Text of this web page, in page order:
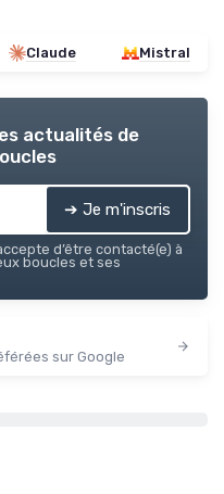
Claude Mistral
actualités de
➔ Je m'inscris
d’être contacté(e) à
boucles et ses
sur Google